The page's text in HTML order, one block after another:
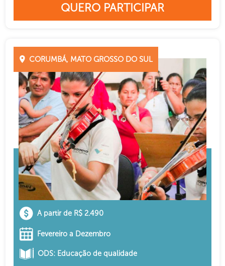
QUERO PARTICIPAR
CORUMBÁ, MATO GROSSO DO SUL
A partir de R$ 2.490
Fevereiro a Dezembro
ODS: Educação de qualidade